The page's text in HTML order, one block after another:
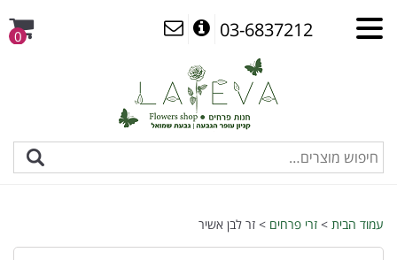
03-6837212
0
עמוד הבית > זרי פרחים > זר לבן אשיר